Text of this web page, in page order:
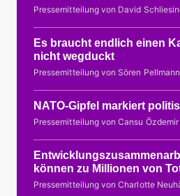
Pressemitteilung von David
Es braucht endlich einen
nicht wegduckt
Pressemitteilung von Sören Pellmann
NATO-Gipfel markiert
Pressemitteilung von Cansu Özdemir
können zu Millionen von
Pressemitteilung von Charlotte